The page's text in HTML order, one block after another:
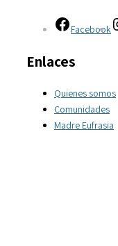
Facebook
Enlaces
Quienes somos
Comunidades
Madre Eufrasia